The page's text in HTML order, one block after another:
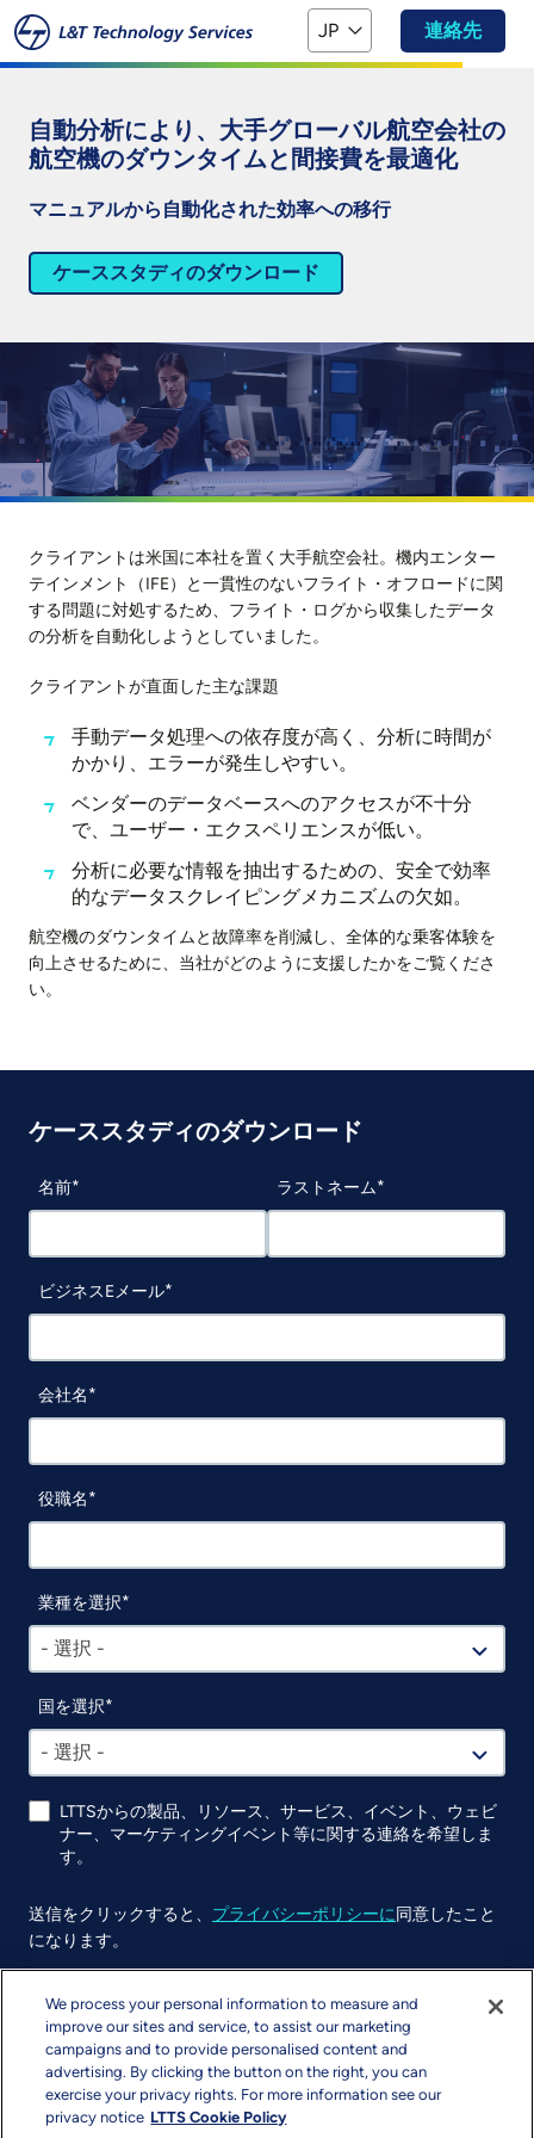
本文へスキップ
JP 連絡先
自動分析により、大手グローバル航空会社の
航空機のダウンタイムと間接費を最適化
マニュアルから自動化された効率への移行
ケーススタディのダウンロード
クライアントは米国に本社を置く大手航空会社。機内エンター
テインメント（IFE）と一貫性のないフライト・オフロードに関
する問題に対処するため、フライト・ログから収集したデータ
の分析を自動化しようとしていました。
クライアントが直面した主な課題
手動データ処理への依存度が高く、分析に時間が
かかり、エラーが発生しやすい。
ベンダーのデータベースへのアクセスが不十分
で、ユーザー・エクスペリエンスが低い。
分析に必要な情報を抽出するための、安全で効率
的なデータスクレイピングメカニズムの欠如。
航空機のダウンタイムと故障率を削減し、全体的な乗客体験を
向上させるために、当社がどのように支援したかをご覧くださ
い。
ケーススタディのダウンロード
名前 ラストネーム
ビジネスEメール
会社名
役職名
業種を選択
- 選択 -
国を選択
- 選択 -
LTTSからの製品、リソース、サービス、イベント、ウェビ
ナー、マーケティングイベント等に関する連絡を希望しま
す。
送信をクリックすると、 プライバシーポリシーに同意したこと
になります。
We process your personal information to measure and
improve our sites and service, to assist our marketing
campaigns and to provide personalised content and
advertising. By clicking the button on the right, you can
exercise your privacy rights. For more information see our
privacy notice LTTS Cookie Policy